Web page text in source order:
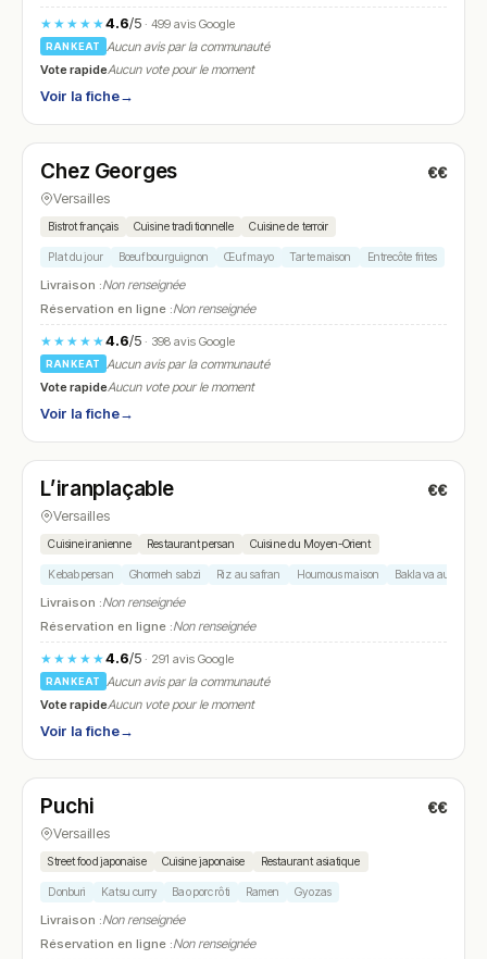
★★★★★4.6/5· 499 avis Google
RANKEAT
Aucun avis par la communauté
Vote rapideAucun vote pour le moment
Voir la fiche→
N° 25
Chez Georges €€
Versailles
Bistrot français Cuisine traditionnelle Cuisine de terroir
Plat du jour Bœuf bourguignon Œuf mayo Tarte maison Entrecôte frites
Livraison :Non renseignée
Réservation en ligne :Non renseignée
★★★★★4.6/5· 398 avis Google
RANKEAT
Aucun avis par la communauté
Vote rapideAucun vote pour le moment
Voir la fiche→
N° 26
L’iranplaçable €€
Versailles
Cuisine iranienne Restaurant persan Cuisine du Moyen-Orient
Kebab persan Ghormeh sabzi Riz au safran Houmous maison Baklava aux
Livraison :Non renseignée
Réservation en ligne :Non renseignée
★★★★★4.6/5· 291 avis Google
RANKEAT
Aucun avis par la communauté
Vote rapideAucun vote pour le moment
Voir la fiche→
N° 27
Puchi €€
Versailles
Street food japonaise Cuisine japonaise Restaurant asiatique
Donburi Katsu curry Bao porc rôti Ramen Gyozas
Livraison :Non renseignée
Réservation en ligne :Non renseignée